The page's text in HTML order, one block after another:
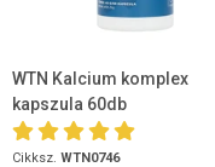
WTN Kalcium komplex
kapszula 60db
Cikksz. WTN0746